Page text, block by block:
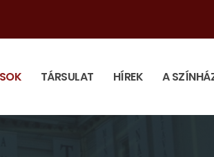
TÁRSULAT HÍREK A